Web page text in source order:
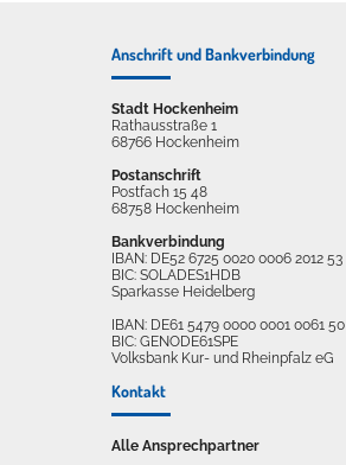
Anschrift und Bankverbindung
Stadt Hockenheim
Rathausstraße 1
68766 Hockenheim
Postanschrift
Postfach 15 48
68758 Hockenheim
Bankverbindung
IBAN: DE52 6725 0020 0006 2012 53
BIC: SOLADES1HDB
Sparkasse Heidelberg
IBAN: DE61 5479 0000 0001 0061 50
BIC: GENODE61SPE
Volksbank Kur- und Rheinpfalz eG
Kontakt
Alle Ansprechpartner